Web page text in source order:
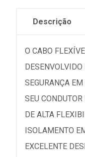
Descrição
O CABO
SEGURANÇA
SEU
DE ALTA
ISOLAMENTO
EXCELENTE